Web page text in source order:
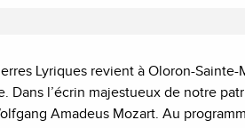
Lyriques revient à Oloron-
Dans l’écrin majestueux de notre
Amadeus Mozart. Au